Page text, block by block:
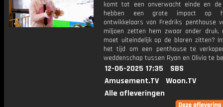
komt tot een onverwacht einde en de
hebben een grote impact op
ontwikkelaars van Fredriks penthouse
miljoen zetten hem zwaar onder druk,
moet uiteindelijk op de blaren zitten?
het tijd om een ​​penthouse te
weddenschap tussen Ryan en Olivia te
12-06-2025 17:35
SBS
Amusement.TV
Woon.TV
Alle afleveringen